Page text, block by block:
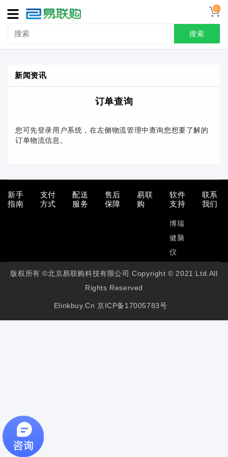
0
搜索
导
航
接线端子
用户中心
新闻资讯
订单查询
您可先登录用户系统，在左侧物流管理中查询您想要了解的
订单物流信息。
新手
指南
支付
方式
配送
服务
售后
保障
易联
购
软件
支持
博瑞
健脑
仪
联系
我们
版权所有 ©北京易联购科技有限公司 Copyright © 2021 Ltd.All
Rights Reserved
Elinkbuy.cn 京ICP备17005783号